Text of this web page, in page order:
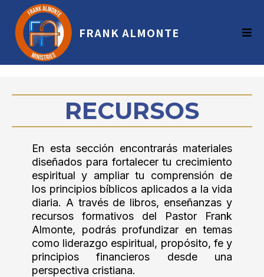
FRANK ALMONTE
RECURSOS
En esta sección encontrarás materiales
diseñados para fortalecer tu crecimiento
espiritual y ampliar tu comprensión de
los principios bíblicos aplicados a la vida
diaria. A través de libros, enseñanzas y
recursos formativos del Pastor Frank
Almonte, podrás profundizar en temas
como liderazgo espiritual, propósito, fe y
principios financieros desde una
perspectiva cristiana.